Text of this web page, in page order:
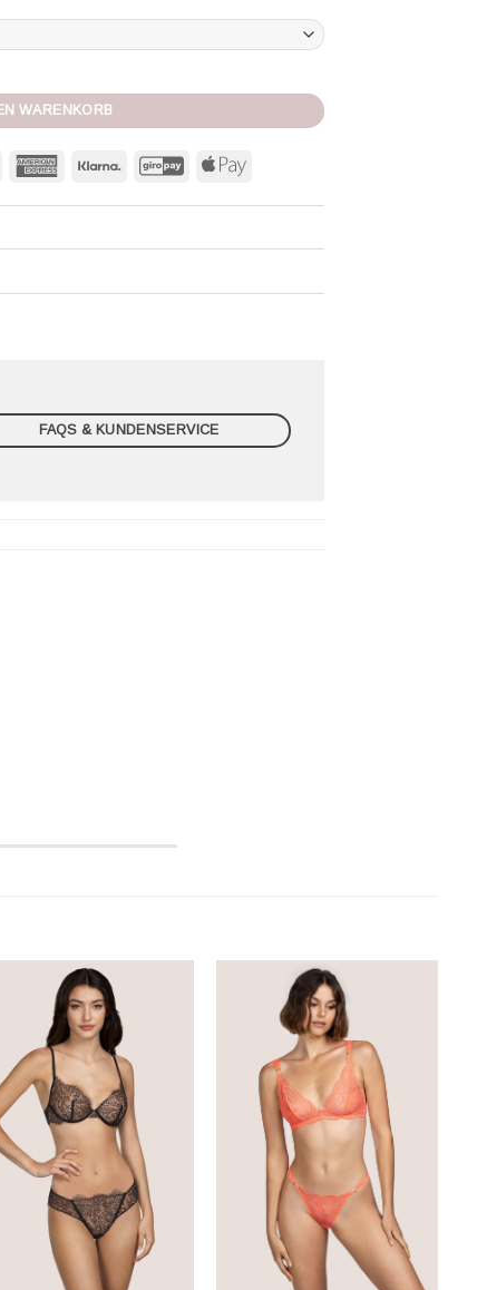
WARENKORB
MasterCard American
Klarna GiroPay Apple
FAQS & KUNDENSERVICE